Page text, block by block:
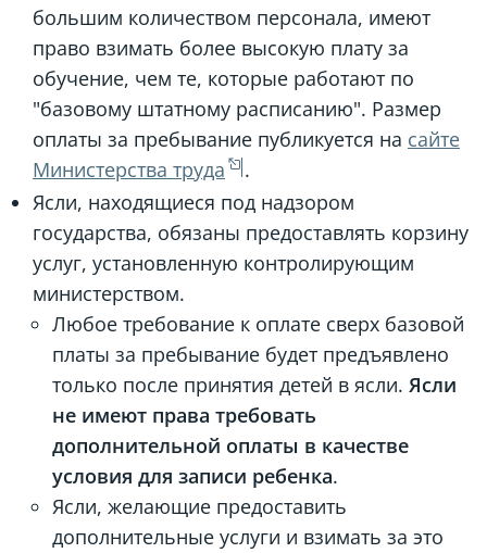
большим количеством персонала, имеют
право взимать более высокую плату за
обучение, чем те, которые работают по
"базовому штатному расписанию". Размер
оплаты за пребывание публикуется на сайте
Министерства труда
.
Ясли, находящиеся под надзором
государства, обязаны предоставлять корзину
услуг, установленную контролирующим
министерством.
Любое требование к оплате сверх базовой
платы за пребывание будет предъявлено
только после принятия детей в ясли. Ясли
не имеют права требовать
дополнительной оплаты в качестве
условия для записи ребенка.
Ясли, желающие предоставить
дополнительные услуги и взимать за это